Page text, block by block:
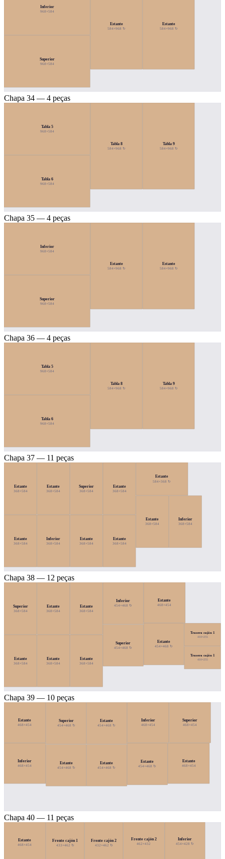
Inferior
968×584
Superior
968×584
Estante
584×968 ↻
Estante
584×968 ↻
Chapa 34 — 4 peças
Tabla 5
968×584
Tabla 6
968×584
Tabla 8
584×968 ↻
Tabla 9
584×968 ↻
Chapa 35 — 4 peças
Inferior
968×584
Superior
968×584
Estante
584×968 ↻
Estante
584×968 ↻
Chapa 36 — 4 peças
Tabla 5
968×584
Tabla 6
968×584
Tabla 8
584×968 ↻
Tabla 9
584×968 ↻
Chapa 37 — 11 peças
Estante
368×584
Estante
368×584
Estante
368×584
Inferior
368×584
Superior
368×584
Estante
368×584
Estante
368×584
Estante
368×584
Estante
584×368 ↻
Estante
368×584
Inferior
368×584
Chapa 38 — 12 peças
Superior
368×584
Estante
368×584
Estante
368×584
Estante
368×584
Estante
368×584
Estante
368×584
Inferior
454×468 ↻
Superior
454×468 ↻
Estante
468×454
Estante
454×468 ↻
Trasera cajón 1
410×255
Trasera cajón 1
410×255
Chapa 39 — 10 peças
Estante
468×454
Inferior
468×454
Superior
454×468 ↻
Estante
454×468 ↻
Estante
454×468 ↻
Estante
454×468 ↻
Inferior
468×454
Superior
468×454
Estante
454×468 ↻
Estante
468×454
Chapa 40 — 11 peças
Estante
468×454
Frente cajón 1
433×462 ↻
Frente cajón 2
432×462 ↻
Frente cajón 2
462×432
Inferior
454×428 ↻